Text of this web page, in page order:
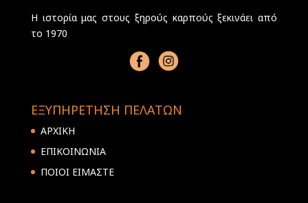
Η ιστορία μας στους ξηρούς καρπούς ξεκινάει από
το 1970
ΕΞΥΠΗΡΕΤΗΣΗ ΠΕΛΑΤΩΝ
ΑΡΧΙΚΗ
ΕΠΙΚΟΙΝΩΝΙΑ
ΠΟΙΟΙ ΕΙΜΑΣΤΕ